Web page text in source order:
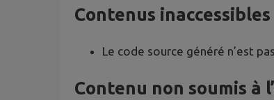
Contenus inaccessibles
Le code source généré n’est
Contenu non soumis à